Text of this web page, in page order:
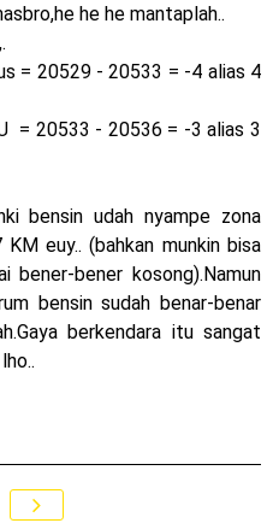
he he mantaplah..
= 20529 - 20533 = -4 alias 4
= 20533 - 20536 = -3 alias 3
bensin udah nyampe zona
euy.. (bahkan munkin bisa
bener-bener kosong).Namun
bensin sudah benar-benar
berkendara itu sangat